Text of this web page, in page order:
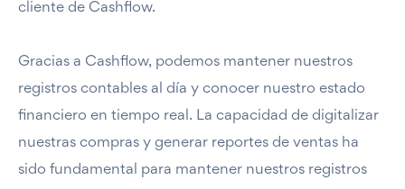
cliente de Cashflow.
Gracias a Cashflow, podemos mantener nuestros
registros contables al día y conocer nuestro estado
financiero en tiempo real. La capacidad de digitalizar
nuestras compras y generar reportes de ventas ha
sido fundamental para mantener nuestros registros